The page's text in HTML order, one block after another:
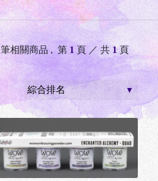
筆相關商品 ,第 1 頁 ／ 共 1頁